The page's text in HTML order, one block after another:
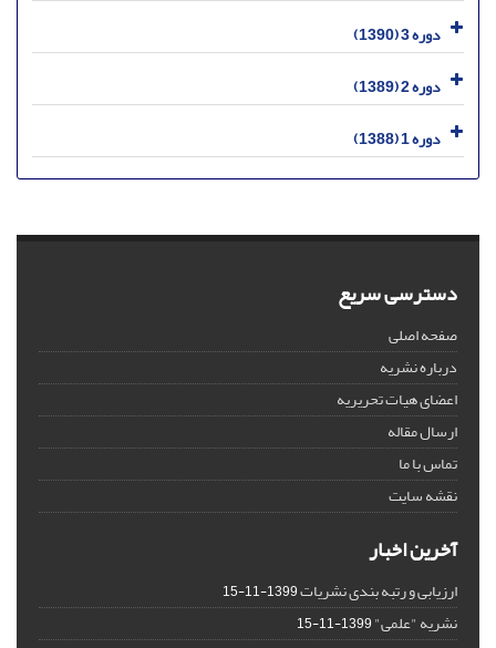
دوره 3 (1390)
دوره 2 (1389)
دوره 1 (1388)
دسترسی سریع
صفحه اصلی
درباره نشریه
اعضای هیات تحریریه
ارسال مقاله
تماس با ما
نقشه سایت
آخرین اخبار
ارزیابی و رتبه بندی نشریات1399-11-15
نشریه "علمی"1399-11-15